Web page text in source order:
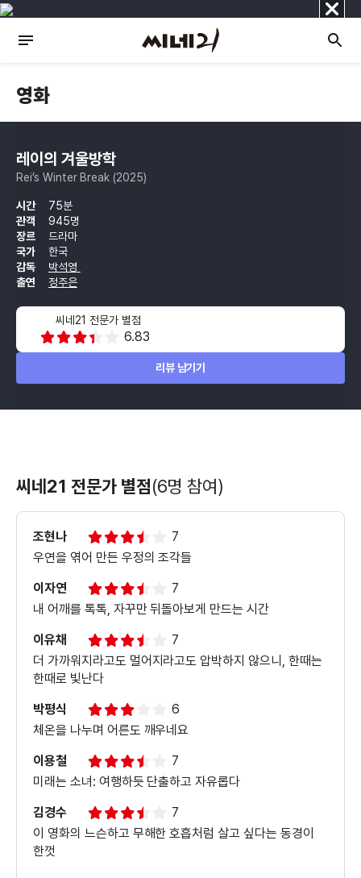
닫
기
영화
레이의 겨울방학
Rei’s Winter Break (2025)
시간
75분
관객
945명
장르
드라마
국가
한국
감독
박석영
출연
정주은
씨네21 전문가 별점
6.83
리뷰 남기기
씨네21 전문가 별점(6명 참여)
조현나
7
우연을 엮어 만든 우정의 조각들
이자연
7
내 어깨를 톡톡, 자꾸만 뒤돌아보게 만드는 시간
이유채
7
더 가까워지라고도 멀어지라고도 압박하지 않으니, 한때는
한때로 빛난다
박평식
6
체온을 나누며 어른도 깨우네요
이용철
7
미래는 소녀: 여행하듯 단출하고 자유롭다
김경수
7
이 영화의 느슨하고 무해한 호흡처럼 살고 싶다는 동경이
한껏